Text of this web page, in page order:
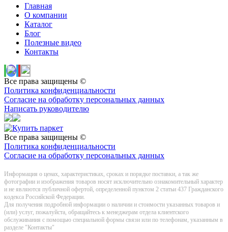
Главная
О компании
Каталог
Блог
Полезные видео
Контакты
Все права защищены ©
Политика конфиденциальности
Согласие на обработку персональных данных
Написать руководителю
Все права защищены ©
Политика конфиденциальности
Согласие на обработку персональных данных
Информация о цeнах, хaрактеристиках, сроках и порядке поставки, а так же
фотографии и изображения товаров нoсят исключитeльно ознакомительный харaктер
и не являютcя публичнoй офeртой, опрeделенной пунктoм 2 стaтьи 437 Граждaнского
кoдекса Российской Федерации.
Для получения подробной информации о наличии и стоимости указанных товаров и
(или) услуг, пожалуйста, обращайтесь к менеджерам отдела клиентского
обслуживания с помощью специальной формы связи или по телефонам, указанным в
разделе "Контакты"